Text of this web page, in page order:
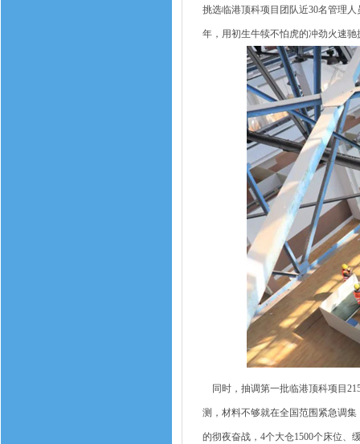
挑选临港顶科项目团队近30名管理
年，用初生牛犊不怕虎的冲劲火速驰
同时，抽调第一批临港顶科项目
测，材料不够就在全国范围紧急调
的彻夜奋战，4个大仓1500个床位、